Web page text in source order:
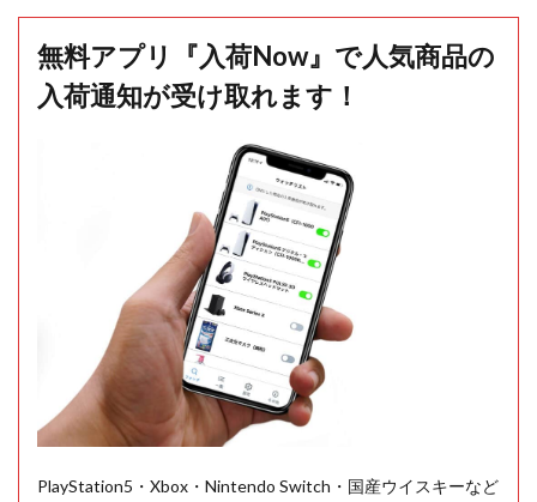
無料アプリ『入荷Now』で人気商品の
入荷通知が受け取れます！
PlayStation5・Xbox・Nintendo Switch・国産ウイスキーなど